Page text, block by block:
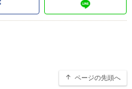
ページの先頭へ